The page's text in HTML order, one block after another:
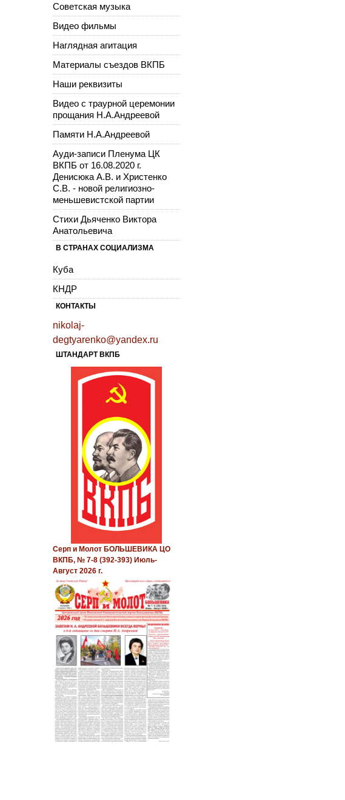
Советская музыка
Видео фильмы
Наглядная агитация
Материалы съездов ВКПБ
Наши реквизиты
Видео с траурной церемонии
прощания Н.А.Андреевой
Памяти Н.А.Андреевой
Ауди-записи Пленума ЦК
ВКПБ от 16.08.2020 г.
Денисюка А.В. и Христенко
С.В. - новой религиозно-
меньшевистской партии
Стихи Дьяченко Виктора
Анатольевича
В СТРАНАХ СОЦИАЛИЗМА
Куба
КНДР
КОНТАКТЫ
nikolaj-
degtyarenko@yandex.ru
ШТАНДАРТ ВКПБ
Серп и Молот БОЛЬШЕВИКА ЦО
ВКПБ, № 7-8 (392-393) Июль-
Август 2026 г.